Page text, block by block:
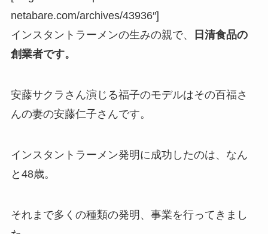
netabare.com/archives/43936″]
インスタントラーメンの生みの親で、
日清食品の
創業者です。
安藤サクラさん演じる福子のモデルはその百福さ
んの妻の安藤仁子さんです。
インスタントラーメン発明に成功したのは、なん
と48歳。
それまで多くの種類の発明、事業を行ってきまし